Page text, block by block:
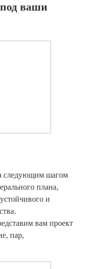
ваши
следующим шагом
плана,
и
вам проект
пар,